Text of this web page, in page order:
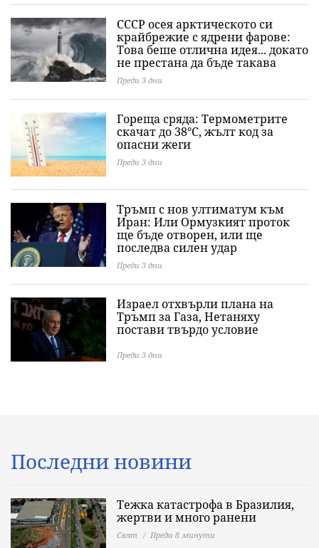
СССР осея арктическото си
крайбрежие с ядрени фарове:
Това беше отлична идея... докато
не престана да бъде такава
Преди 3 дни
Гореща сряда: Термометрите
скачат до 38°C, жълт код за
опасни жеги
Преди 3 дни
Тръмп с нов ултиматум към
Иран: Или Ормузкият проток
ще бъде отворен, или ще
последва силен удар
Преди 3 дни
Израел отхвърли плана на
Тръмп за Газа, Нетаняху
постави твърдо условие
Преди 3 дни
Последни новини
Тежка катастрофа в Бразилия,
жертви и много ранени
Свят Преди 8 минути